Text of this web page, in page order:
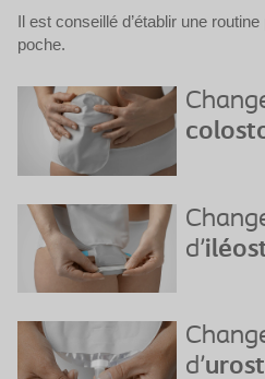
Il est conseillé d’établir une
poche.
d'
d'